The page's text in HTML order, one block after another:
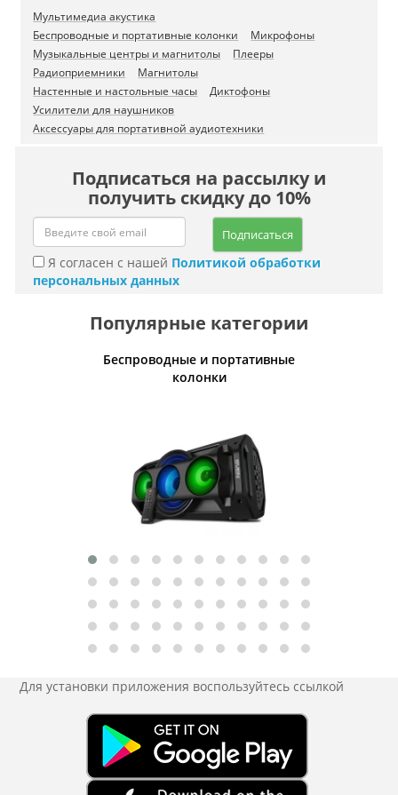
Мультимедиа акустика
Беспроводные и портативные колонки
Микрофоны
Музыкальные центры и магнитолы
Плееры
Радиоприемники
Магнитолы
Настенные и настольные часы
Диктофоны
Усилители для наушников
Аксессуары для портативной аудиотехники
Подписаться на рассылку и
получить скидку до 10%
Подписаться
Я согласен с нашей Политикой обработки
персональных данных
Популярные категории
Беспроводные и портативные
колонки
Для установки приложения воспользуйтесь ссылкой